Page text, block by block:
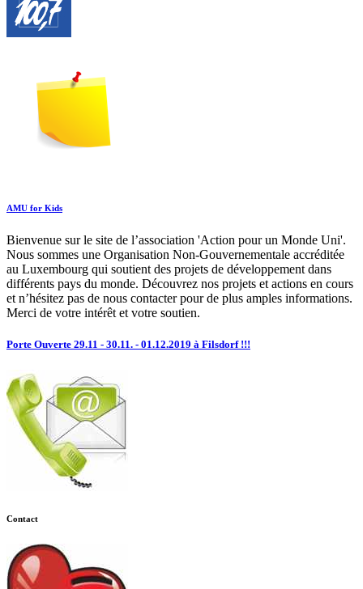
AMU for Kids
Bienvenue sur le site de l’association 'Action pour un Monde Uni'.
Nous sommes une Organisation Non-Gouvernementale accréditée
au Luxembourg qui soutient des projets de développement dans
différents pays du monde. Découvrez nos projets et actions en cours
et n’hésitez pas de nous contacter pour de plus amples informations.
Merci de votre intérêt et votre soutien.
Porte Ouverte 29.11 - 30.11. - 01.12.2019 à Filsdorf !!!
Contact